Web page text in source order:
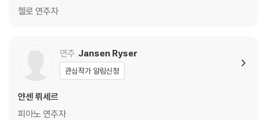
첼로 연주자
연주 Jansen Ryser
관심작가 알림신청
얀센 뤼세르
피아노 연주자